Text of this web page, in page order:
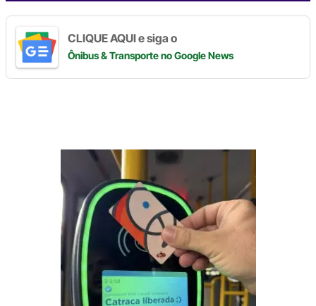
CLIQUE AQUI e siga o
Ônibus & Transporteno Google News